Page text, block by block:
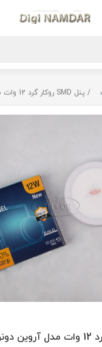
پنل SMD روکار گرد 12 وات مدل آروین دونور